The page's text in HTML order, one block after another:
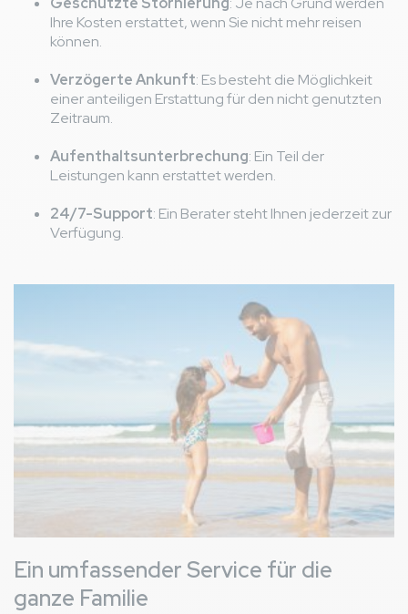
Ihre Kosten erstattet, wenn Sie nicht mehr reisen
können.
Verzögerte Ankunft: Es besteht die Möglichkeit
einer anteiligen Erstattung für den nicht genutzten
Zeitraum.
Aufenthaltsunterbrechung: Ein Teil der
Leistungen kann erstattet werden.
24/7-Support: Ein Berater steht Ihnen jederzeit zur
Verfügung.
Ein umfassender Service für die
ganze Familie